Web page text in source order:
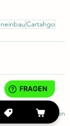
Cartahgo
Alle ansehen